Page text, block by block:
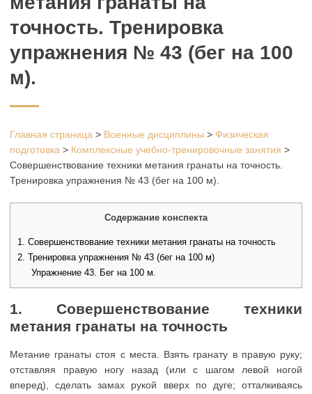
точность. Тренировка
упражнения № 43 (бег на 100
м).
Главная страница > Военные дисциплины > Физическая
подготовка > Комплексные учебно-тренировочные занятия >
Совершенствование техники метания гранаты на точность.
Тренировка упражнения № 43 (бег на 100 м).
Содержание конспекта
1. Совершенствование техники метания гранаты на точность
2. Тренировка упражнения № 43 (бег на 100 м)
Упражнение 43. Бег на 100 м.
1. Совершенствование техники
метания гранаты на точность
Метание гранаты стоя с места. Взять гранату в правую руку;
отставляя правую ногу назад (или с шагом левой ногой
вперед), сделать замах рукой вверх по дуге; отталкиваясь